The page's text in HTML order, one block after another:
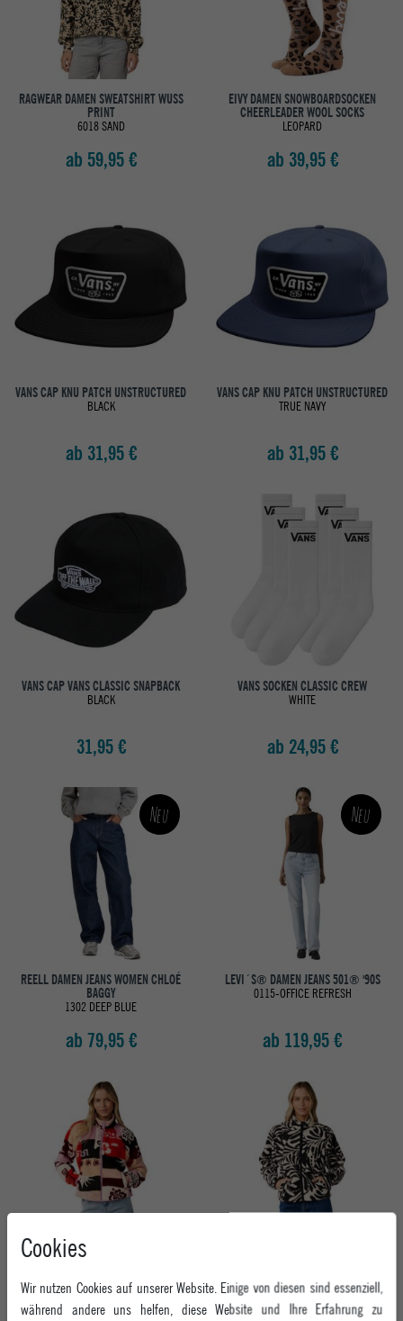
RAGWEAR DAMEN SWEATSHIRT WUSS
PRINT
6018 SAND
ab 59,95 €
EIVY DAMEN SNOWBOARDSOCKEN
CHEERLEADER WOOL SOCKS
LEOPARD
ab 39,95 €
VANS CAP KNU PATCH UNSTRUCTURED
BLACK
ab 31,95 €
VANS CAP KNU PATCH UNSTRUCTURED
TRUE NAVY
ab 31,95 €
VANS CAP VANS CLASSIC SNAPBACK
BLACK
31,95 €
VANS SOCKEN CLASSIC CREW
WHITE
ab 24,95 €
Neu
REELL DAMEN JEANS WOMEN CHLOÉ
BAGGY
1302 DEEP BLUE
ab 79,95 €
Neu
LEVI´S® DAMEN JEANS 501® '90S
0115-OFFICE REFRESH
ab 119,95 €
WAVE POLAR FULL-ZIP
MULTI
WAVE POLAR FULL-ZIP
BLACK / WHITE
Cookies
Wir nutzen Cookies auf unserer Website. Einige von diesen sind essenziell,
während andere uns helfen, diese Website und Ihre Erfahrung zu